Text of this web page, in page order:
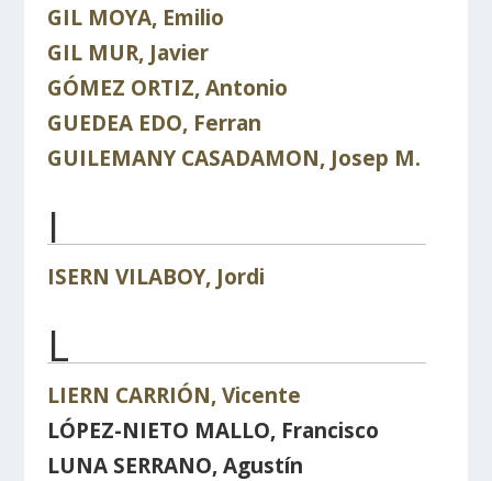
GIL MOYA, Emilio
GIL MUR, Javier
GÓMEZ ORTIZ, Antonio
GUEDEA EDO, Ferran
GUILEMANY CASADAMON, Josep M.
I
ISERN VILABOY, Jordi
L
LIERN CARRIÓN, Vicente
LÓPEZ-NIETO MALLO, Francisco
LUNA SERRANO, Agustín